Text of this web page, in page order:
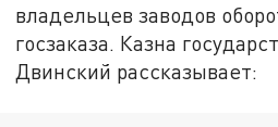
владельцев заводов
госзаказа. Казна
Двинский рассказывает: